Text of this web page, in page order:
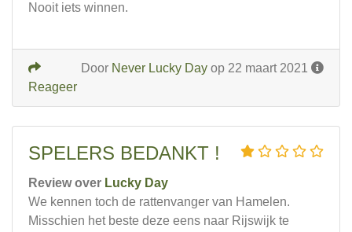
Nooit iets winnen.
Door Never Lucky Day op 22 maart 2021
Reageer
SPELERS BEDANKT !
Review over Lucky Day
We kennen toch de rattenvanger van Hamelen.
Misschien het beste deze eens naar Rijswijk te